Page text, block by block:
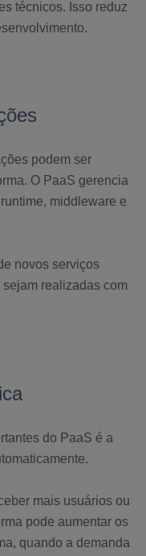
técnicos. Isso reduz
podem ser
O PaaS gerencia
middleware e
novos serviços
realizadas com
do PaaS é a
mais usuários ou
pode aumentar os
quando a demanda